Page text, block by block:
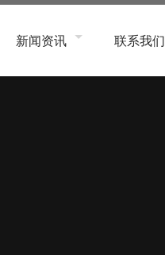
新闻资讯 联系我们